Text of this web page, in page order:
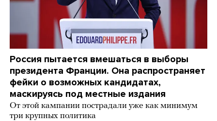
Россия пытается вмешаться в выборы
президента Франции. Она распространяет
фейки о возможных кандидатах,
маскируясь под местные издания
От этой кампании пострадали уже как минимум
три крупных политика